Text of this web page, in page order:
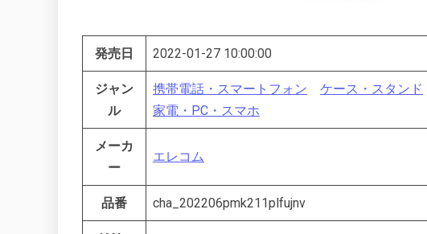
発売日 2022-01-27 10:00:00
ジャン
ル
携帯電話・スマートフォン ケース・スタンド
家電・PC・スマホ
メーカ
ー
エレコム
品番 cha_202206pmk211plfujnv